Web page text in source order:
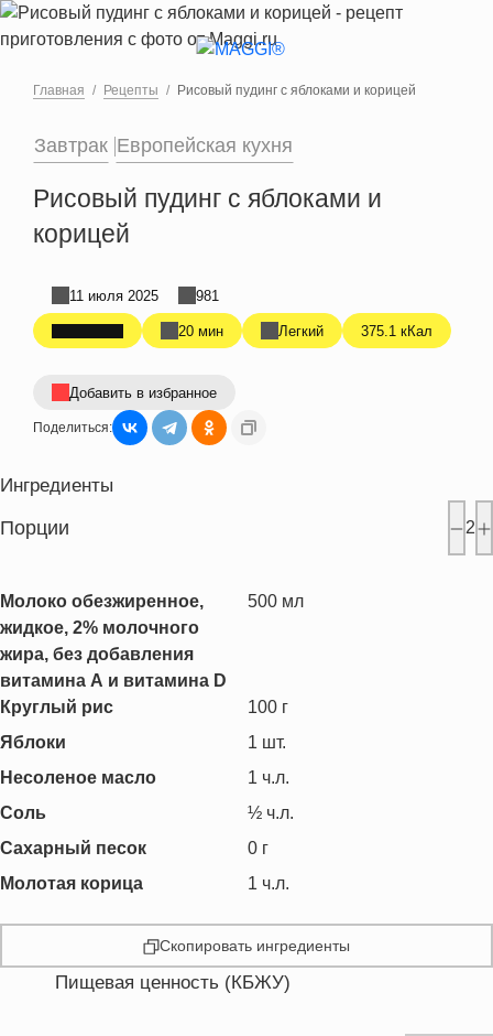
Перейти к основному содержанию
Главная Рецепты Рисовый пудинг с яблоками и корицей
Завтрак Европейская кухня
Рисовый пудинг с яблоками и
корицей
20 мин Легкий 375.1 кКал
11 июля 2025 981
Добавить в избранное
Поделиться:
Ингредиенты
Порции 2
Молоко обезжиренное,
жидкое, 2% молочного
жира, без добавления
витамина А и витамина D
500 мл
Круглый рис 100 г
Яблоки
1 шт.
Несоленое масло
1 ч.л.
Соль
½ ч.л.
Сахарный песок
0 г
Молотая корица
1 ч.л.
Скопировать ингредиенты
Пищевая ценность (КБЖУ)